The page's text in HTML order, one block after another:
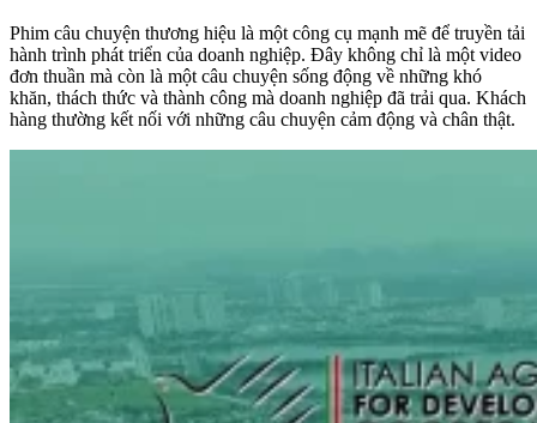
Phim câu chuyện thương hiệu là một công cụ mạnh mẽ để truyền tải
hành trình phát triển của doanh nghiệp. Đây không chỉ là một video
đơn thuần mà còn là một câu chuyện sống động về những khó
khăn, thách thức và thành công mà doanh nghiệp đã trải qua. Khách
hàng thường kết nối với những câu chuyện cảm động và chân thật.